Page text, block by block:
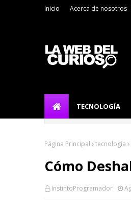
Inicio Acerca de nosotros
TECNOLOGÍA
Página Principal tecnología
Cómo
InstintoProgramador